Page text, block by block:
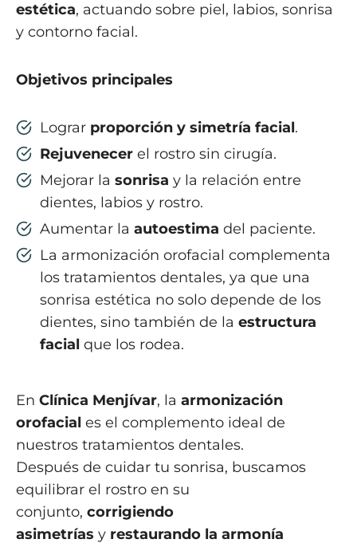
estética, actuando sobre piel, labios, sonrisa
y contorno facial.
Objetivos principales
Lograr proporción y simetría facial.
Rejuvenecer el rostro sin cirugía.
Mejorar la sonrisa y la relación entre
dientes, labios y rostro.
Aumentar la autoestima del paciente.
La armonización orofacial complementa
los tratamientos dentales, ya que una
sonrisa estética no solo depende de los
dientes, sino también de la estructura
facial que los rodea.
En Clínica Menjívar, la armonización
orofacial es el complemento ideal de
nuestros tratamientos dentales.
Después de cuidar tu sonrisa, buscamos
equilibrar el rostro en su
conjunto, corrigiendo
asimetrías y restaurando la armonía